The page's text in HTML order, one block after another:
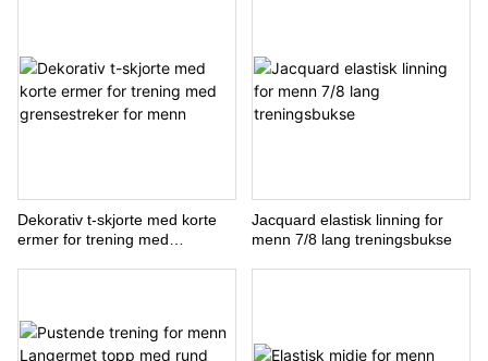
Dekorativ t-skjorte med korte
ermer for trening med
Jacquard elastisk linning for
menn 7/8 lang treningsbukse